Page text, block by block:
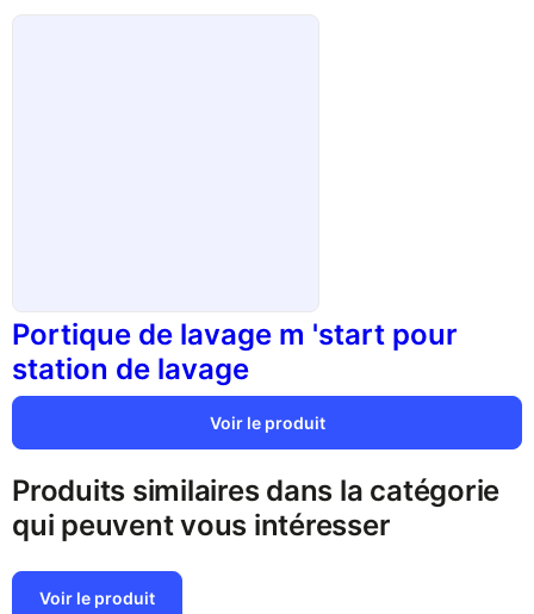
Portique de lavage m 'start pour
station de lavage
Voir le produit
Produits similaires dans la catégorie
qui peuvent vous intéresser
Voir le produit